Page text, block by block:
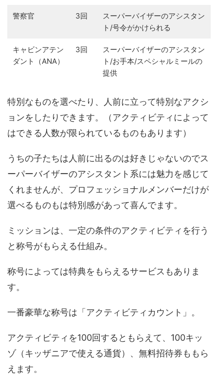
警察官 3回
スーパーバイザーのアシスタン
ト/号令がかけられる
キャビンアテン
ダント（ANA）
3回
スーパーバイザーのアシスタン
ト/お手本/スペシャルミールの
提供
特別なものを選べたり、人前に立って特別なアクシ
ョンをしたりできます。（アクティビティによって
はできる人数が限られているものもあります）
うちの子たちは人前に出るのは好きじゃないのでス
ーパーバイザーのアシスタント系には魅力を感じて
くれませんが、プロフェッショナルメンバーだけが
選べるものもは特別感があって喜んでます。
ミッションは、一定の条件のアクティビティを行う
と称号がもらえる仕組み。
称号によっては特典をもらえるサービスもありま
す。
一番豪華な称号は「アクティビティカウント」。
アクティビティを100回するともらえて、100キッ
ゾ（キッザニアで使える通貨）、無料招待券ももら
えます。